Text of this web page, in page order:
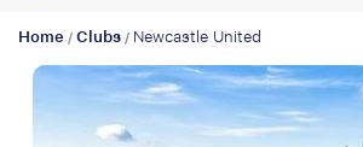
Home/Clubs/Newcastle United